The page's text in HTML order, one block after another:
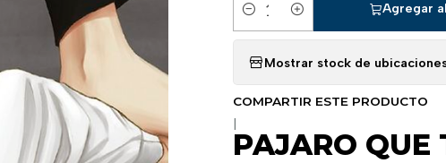
Cantidad
Agregar
Mostrar stock de
COMPARTIR ESTE PRODUCTO
PAJARO QUE